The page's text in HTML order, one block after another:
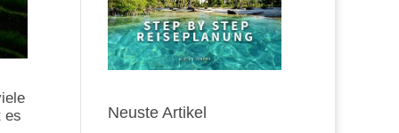
es
Neuste Artikel